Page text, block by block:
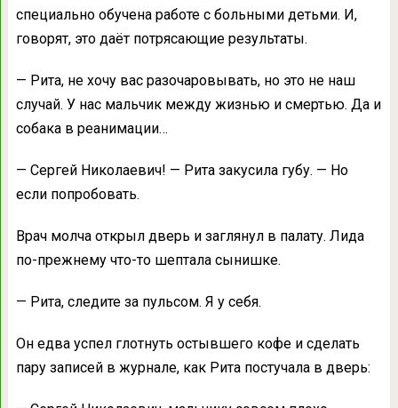
специально обучена работе с больными детьми. И,
говорят, это даёт потрясающие результаты.
— Рита, не хочу вас разочаровывать, но это не наш
случай. У нас мальчик между жизнью и смертью. Да и
собака в реанимации…
— Сергей Николаевич! — Рита закусила губу. — Но
если попробовать.
Врач молча открыл дверь и заглянул в палату. Лида
по-прежнему что-то шептала сынишке.
— Рита, следите за пульсом. Я у себя.
Он едва успел глотнуть остывшего кофе и сделать
пару записей в журнале, как Рита постучала в дверь: